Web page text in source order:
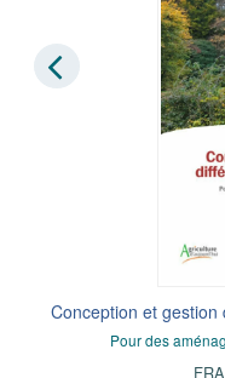
Conception et
Pour des